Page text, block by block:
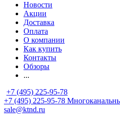
Новости
Акции
Доставка
Оплата
О компании
Как купить
Контакты
Обзоры
...
+7 (495) 225-95-78
+7 (495) 225-95-78
sale@ktnd.ru